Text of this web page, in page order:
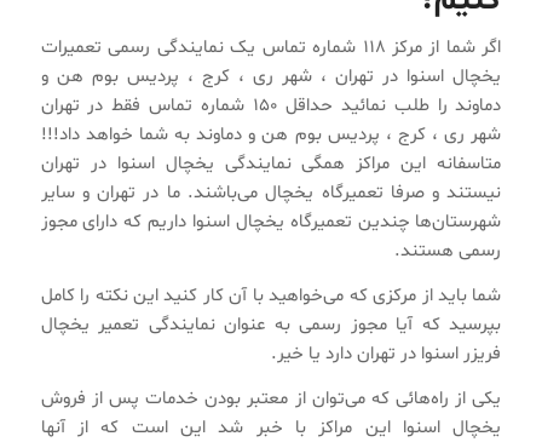
اگر شما از مرکز ۱۱۸ شماره تماس یک نمایندگی رسمی تعمیرات
یخچال اسنوا در تهران ، شهر ری ، کرج ، پردیس بوم هن و
دماوند را طلب نمائید حداقل ۱۵۰ شماره تماس فقط در تهران
شهر ری ، کرج ، پردیس بوم هن و دماوند به شما خواهد داد!!!
متاسفانه این مراکز همگی نمایندگی یخچال اسنوا در تهران
نیستند و صرفا تعمیرگاه یخچال می‌باشند. ما در تهران و سایر
شهرستان‌ها چندین تعمیرگاه یخچال اسنوا داریم که دارای مجوز
رسمی هستند.
شما باید از مرکزی که می‌خواهید با آن کار کنید این نکته را کامل
بپرسید که آیا مجوز رسمی به عنوان نمایندگی تعمیر یخچال
فریزر اسنوا در تهران دارد یا خیر.
یکی از راه‌هائی که می‌توان از معتبر بودن خدمات پس از فروش
یخچال اسنوا این مراکز با خبر شد این است که از آنها